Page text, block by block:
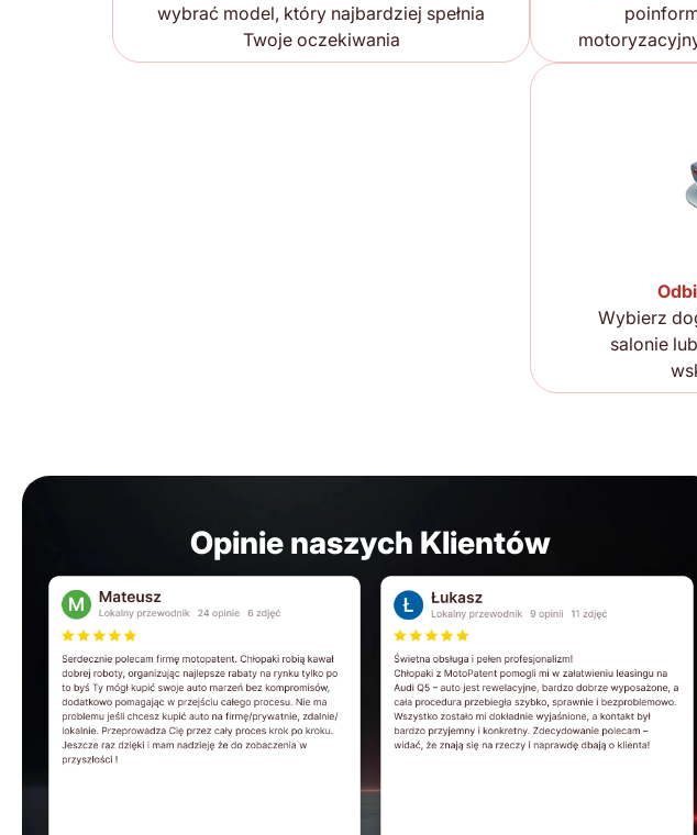
wybrać model, który najbardziej spełnia
Twoje oczekiwania
Wybierz
salonie
Opinie naszych Klientów